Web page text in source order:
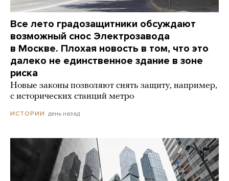
Все лето градозащитники обсуждают
возможный снос Электрозавода
в Москве. Плохая новость в том, что это
далеко не единственное здание в зоне
риска
Новые законы позволяют снять защиту, например,
с исторических станций метро
ИСТОРИИ день назад